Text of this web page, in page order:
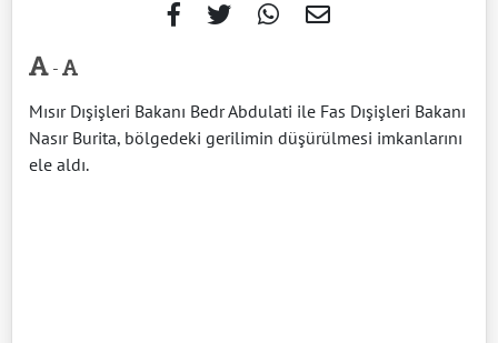
-
Mısır Dışişleri Bakanı Bedr Abdulati ile Fas Dışişleri Bakanı
Nasır Burita, bölgedeki gerilimin düşürülmesi imkanlarını
ele aldı.